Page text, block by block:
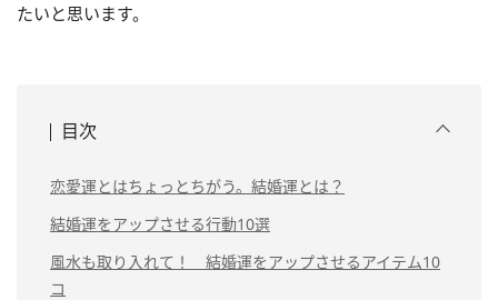
たいと思います。
目次
恋愛運とはちょっとちがう。結婚運とは？
結婚運をアップさせる行動10選
風水も取り入れて！ 結婚運をアップさせるアイテム10
コ